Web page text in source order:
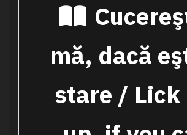
mă, dacă
stare / Lick